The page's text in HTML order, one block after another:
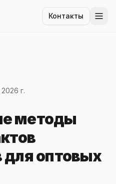
Контакты
г.
методы
для оптовых